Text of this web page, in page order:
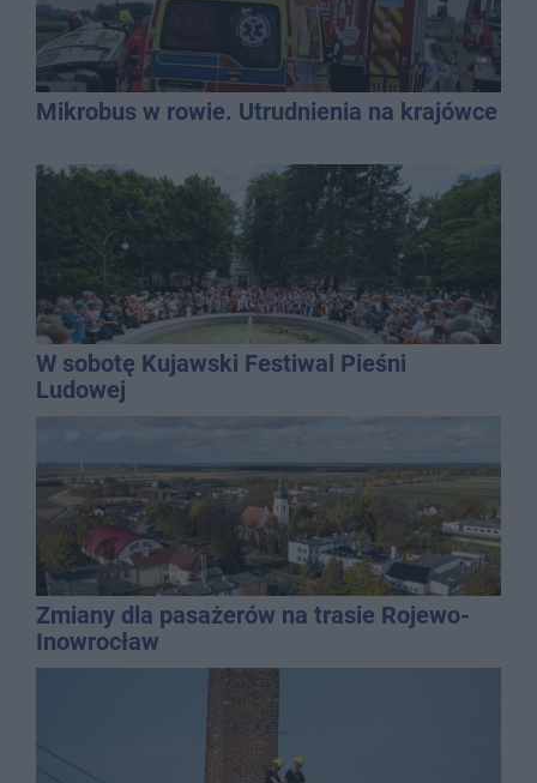
Mikrobus w rowie. Utrudnienia na krajówce
W sobotę Kujawski Festiwal Pieśni
Ludowej
Zmiany dla pasażerów na trasie Rojewo-
Inowrocław